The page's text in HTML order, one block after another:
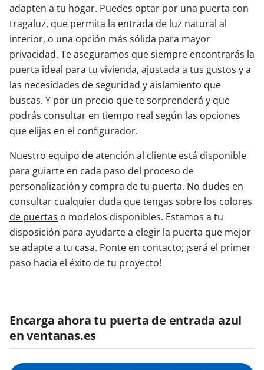
adapten a tu hogar. Puedes optar por una puerta con
tragaluz, que permita la entrada de luz natural al
interior, o una opción más sólida para mayor
privacidad. Te aseguramos que siempre encontrarás la
puerta ideal para tu vivienda, ajustada a tus gustos y a
las necesidades de seguridad y aislamiento que
buscas. Y por un precio que te sorprenderá y que
podrás consultar en tiempo real según las opciones
que elijas en el configurador.
Nuestro equipo de atención al cliente está disponible
para guiarte en cada paso del proceso de
personalización y compra de tu puerta. No dudes en
consultar cualquier duda que tengas sobre los colores
de puertas o modelos disponibles. Estamos a tu
disposición para ayudarte a elegir la puerta que mejor
se adapte a tu casa. Ponte en contacto; ¡será el primer
paso hacia el éxito de tu proyecto!
Encarga ahora tu puerta de entrada azul
en ventanas.es